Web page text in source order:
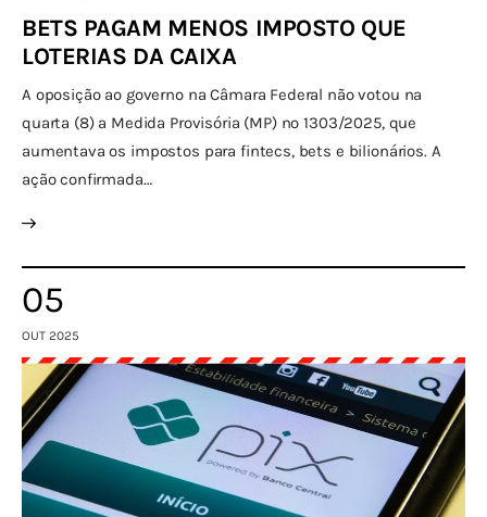
BETS PAGAM MENOS IMPOSTO QUE
LOTERIAS DA CAIXA
A oposição ao governo na Câmara Federal não votou na
quarta (8) a Medida Provisória (MP) nº 1303/2025, que
aumentava os impostos para fintecs, bets e bilionários. A
ação confirmada…
05
OUT 2025